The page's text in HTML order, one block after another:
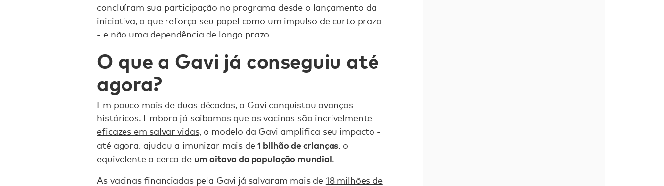
concluíram sua participação no programa desde o lançamento da
iniciativa, o que reforça seu papel como um impulso de curto prazo
- e não uma dependência de longo prazo.
O que a Gavi já conseguiu até
agora?
Em pouco mais de duas décadas, a Gavi conquistou avanços
históricos. Embora já saibamos que as vacinas são incrivelmente
eficazes em salvar vidas, o modelo da Gavi amplifica seu impacto -
até agora, ajudou a imunizar mais de1 bilhão de crianças, o
equivalente a cerca de um oitavo da população mundial.
As vacinas financiadas pela Gavi já salvaram mais de 18 milhões de